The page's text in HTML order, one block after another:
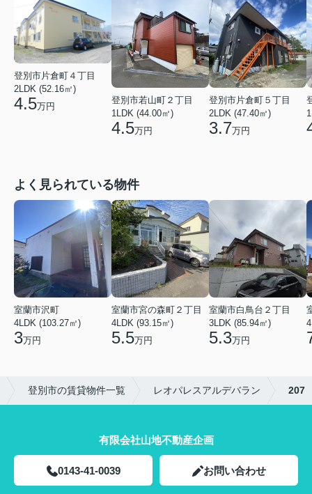
登別市片倉町４丁目
2LDK (52.16㎡)
4.5万円
登別市若山町２丁目
1LDK (44.00㎡)
4.5万円
登別市片倉町５丁目
2LDK (47.40㎡)
3.7万円
よく見られている物件
室蘭市沢町
4LDK (103.27㎡)
3万円
室蘭市宮の森町２丁目
4LDK (93.15㎡)
5.5万円
室蘭市白鳥台２丁目
3LDK (85.94㎡)
5.3万円
登別市の賃貸物件一覧 レオパレスアルデバラン 207
有限会社山地不動産企画
0143-41-0039 お問い合わせ